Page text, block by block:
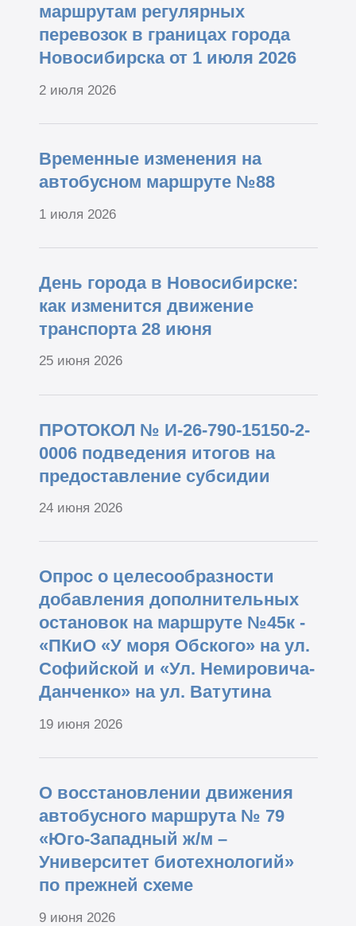
маршрутам регулярных
перевозок в границах города
Новосибирска от 1 июля 2026
2 июля 2026
Временные изменения на
автобусном маршруте №88
1 июля 2026
День города в Новосибирске:
как изменится движение
транспорта 28 июня
25 июня 2026
ПРОТОКОЛ № И-26-790-15150-2-
0006 подведения итогов на
предоставление субсидии
24 июня 2026
Опрос о целесообразности
добавления дополнительных
остановок на маршруте №45к -
«ПКиО «У моря Обского» на ул.
Софийской и «Ул. Немировича-
Данченко» на ул. Ватутина
19 июня 2026
О восстановлении движения
автобусного маршрута № 79
«Юго-Западный ж/м –
Университет биотехнологий»
по прежней схеме
9 июня 2026